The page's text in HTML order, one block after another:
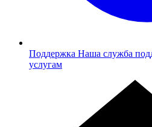
Поддержка Наша служба
услугам